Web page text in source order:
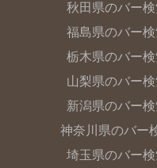
秋田県のバー検
福島県のバー検
栃木県のバー検
山梨県のバー
新潟県のバー
神奈川県のバー
埼玉県のバー検